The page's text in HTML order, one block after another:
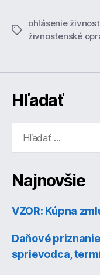
Značky
ohlásenie
živnostenské
Hľadať
Najnovšie
VZOR: Kúpna
Daňové
sprievodca,